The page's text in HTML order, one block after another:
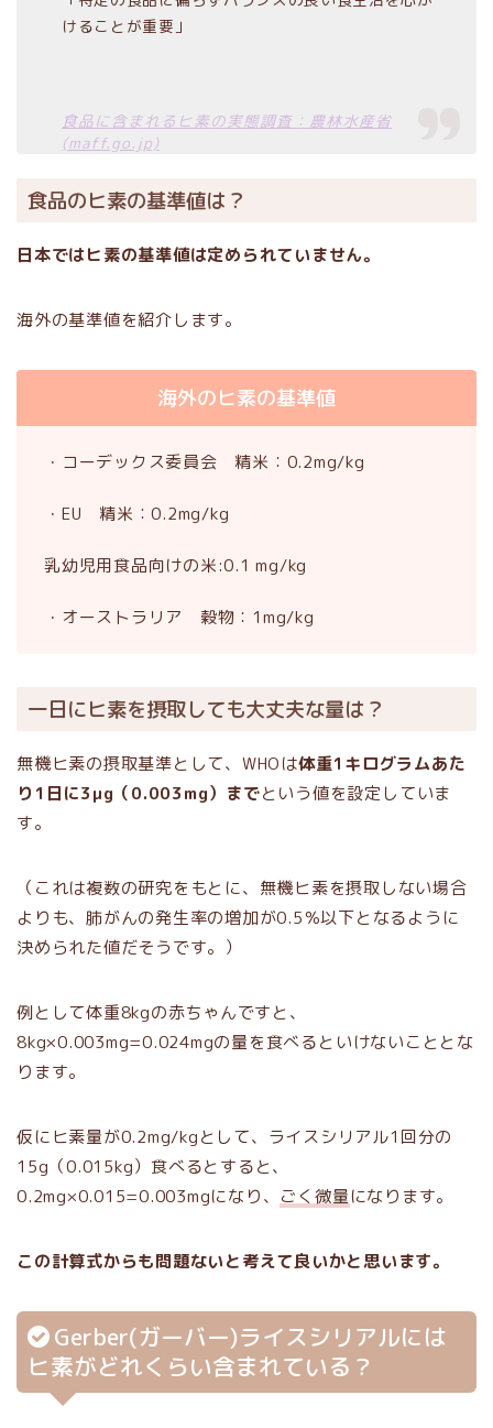
けることが重要」
食品に含まれるヒ素の実態調査：農林水産省
(maff.go.jp)
食品のヒ素の基準値は？
日本ではヒ素の基準値は定められていません。
海外の基準値を紹介します。
海外のヒ素の基準値
・コーデックス委員会 精米：0.2mg/kg
・EU 精米：0.2mg/kg
乳幼児用食品向けの米:0.1 mg/kg
・オーストラリア 穀物：1mg/kg
一日にヒ素を摂取しても大丈夫な量は？
無機ヒ素の摂取基準として、WHOは体重1キログラムあた
り1日に3μg（0.003mg）までという値を設定していま
す。
（これは複数の研究をもとに、無機ヒ素を摂取しない場合
よりも、肺がんの発生率の増加が0.5％以下となるように
決められた値だそうです。）
例として体重8kgの赤ちゃんですと、
8kg×0.003mg=0.024mgの量を食べるといけないこととな
ります。
仮にヒ素量が0.2mg/kgとして、ライスシリアル1回分の
15g（0.015kg）食べるとすると、
0.2mg×0.015=0.003mgになり、 ごく微量になります。
この計算式からも問題ないと考えて良いかと思います。
Gerber(ガーバー)ライスシリアルには
ヒ素がどれくらい含まれている？